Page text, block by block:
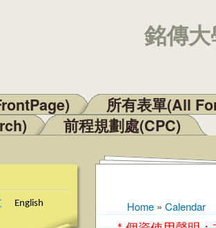
銘傳
所有表單(All
前程規劃處(CPC)
English Home » Calendar